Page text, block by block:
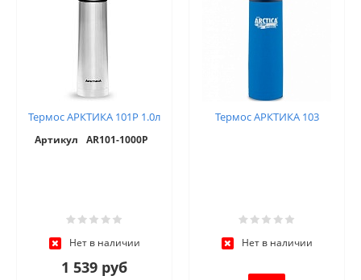
Термос АРКТИКА 101P 1.0л
Артикул AR101-1000P
Нет в наличии
1 539 руб
Термос АРКТИКА 103
Нет в наличии